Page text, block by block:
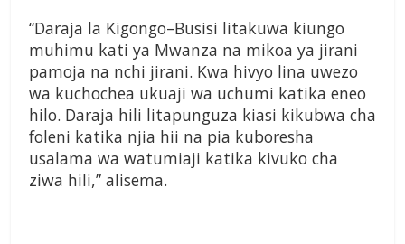
“Daraja la Kigongo–Busisi litakuwa kiungo
muhimu kati ya Mwanza na mikoa ya jirani
pamoja na nchi jirani. Kwa hivyo lina uwezo
wa kuchochea ukuaji wa uchumi katika eneo
hilo. Daraja hili litapunguza kiasi kikubwa cha
foleni katika njia hii na pia kuboresha
usalama wa watumiaji katika kivuko cha
ziwa hili,” alisema.